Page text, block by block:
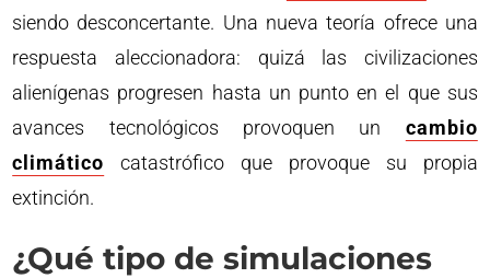
siendo desconcertante. Una nueva teoría ofrece una
respuesta aleccionadora: quizá las civilizaciones
alienígenas progresen hasta un punto en el que sus
avances tecnológicos provoquen un cambio
climático catastrófico que provoque su propia
extinción.
¿Qué tipo de simulaciones